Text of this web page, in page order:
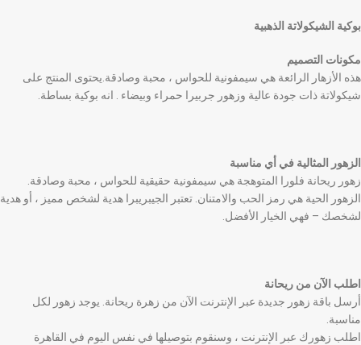
بوكية الشيكولاتة الذهبية
مكونات التصميم
هذه الأزهار الرائعة هي سيمفونية للحواس ، محبة وصادقة.يحتوى المنتج على
شيكولاتة ذات جودة عالية وزهور جربيرا حمراء وبيضاء . انه بوكية بساطة.
الزهور المثالية في أي مناسبة
زهور ريحانة فلورا المتوهجة هي سيمفونية حقيقية للحواس ، محبة وصادقة.
الزهور الحية هي رمز الحب والامتنان. تعتبر الجيبريبرا هدية لشخص مميز ، أو هدية
لشخصك – فهي الخيار الأفضل.
اطلب الآن من ريحانة
أرسل باقة زهور جديدة عبر الإنترنت الآن من زهرة ريحانة. يوجد زهور لكل
مناسبة.
اطلب زهورك عبر الإنترنت ، وسنقوم بتوصيلها في نفس اليوم في القاهرة